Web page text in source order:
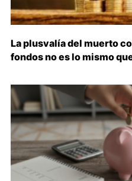
La plusvalía del muerto
fondos no es lo mismo